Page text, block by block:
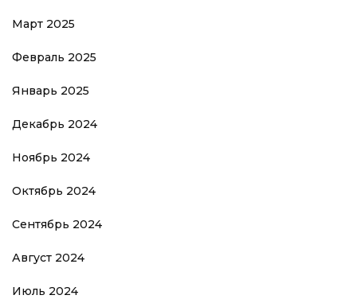
Март 2025
Февраль 2025
Январь 2025
Декабрь 2024
Ноябрь 2024
Октябрь 2024
Сентябрь 2024
Август 2024
Июль 2024